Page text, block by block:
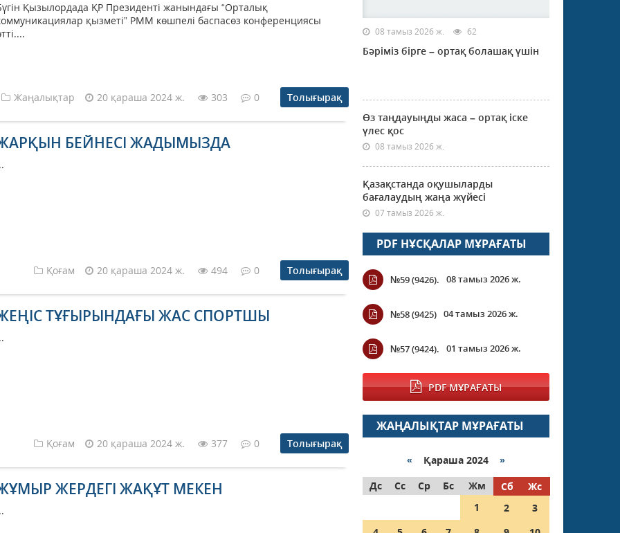
Қызылордада ҚР Президенті жанындағы “Орталық
қызметі” РММ көшпелі баспасөз конференциясы
Жаңалықтар 20 қараша 2024 ж. 303 0 Толығырақ
БЕЙНЕСІ ЖАДЫМЫЗДА
Қоғам 20 қараша 2024 ж. 494 0 Толығырақ
ТҰҒЫРЫНДАҒЫ ЖАС СПОРТШЫ
Қоғам 20 қараша 2024 ж. 377 0 Толығырақ
ЖЕРДЕГІ ЖАҚҰТ МЕКЕН
08 тамыз 2026 ж. 62
Бәріміз бірге – ортақ болашақ үшін
Өз таңдауыңды жаса – ортақ іске
үлес қос
08 тамыз 2026 ж.
Қазақстанда оқушыларды
бағалаудың жаңа жүйесі
07 тамыз 2026 ж.
PDF НҰСҚАЛАР МҰРАҒАТЫ
№59 (9426). 08 тамыз 2026 ж.
№58 (9425) 04 тамыз 2026 ж.
№57 (9424). 01 тамыз 2026 ж.
PDF МҰРАҒАТЫ
ЖАҢАЛЫҚТАР МҰРАҒАТЫ
« Қараша 2024 »
Дс
Сс Ср Бс Жм Сб
Жс
1
2
3